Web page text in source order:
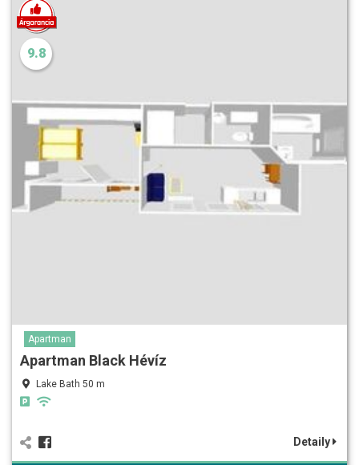
9.8
Apartman
Apartman Black Hévíz
Lake Bath 50 m
Detaily